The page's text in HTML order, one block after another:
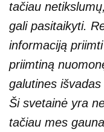
tačiau
gali pasitaikyti.
informaciją
priimtiną
galutines
Ši svetainė yra
tačiau mes